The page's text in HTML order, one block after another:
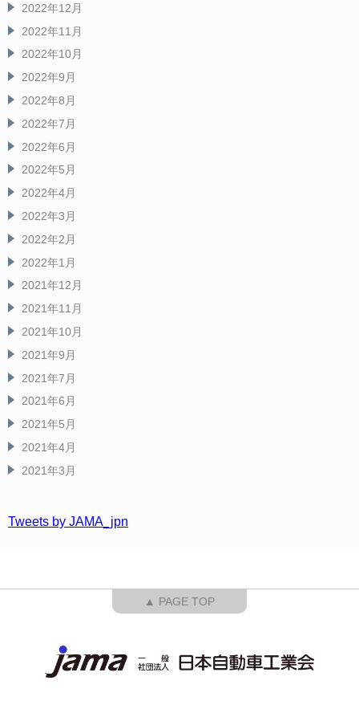
2022年12月
2022年11月
2022年10月
2022年9月
2022年8月
2022年7月
2022年6月
2022年5月
2022年4月
2022年3月
2022年2月
2022年1月
2021年12月
2021年11月
2021年10月
2021年9月
2021年7月
2021年6月
2021年5月
2021年4月
2021年3月
Tweets by JAMA_jpn
▲ PAGE TOP